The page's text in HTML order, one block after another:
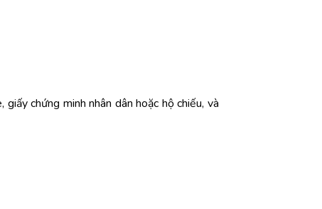
chứng minh nhân dân hoặc hộ chiếu, và